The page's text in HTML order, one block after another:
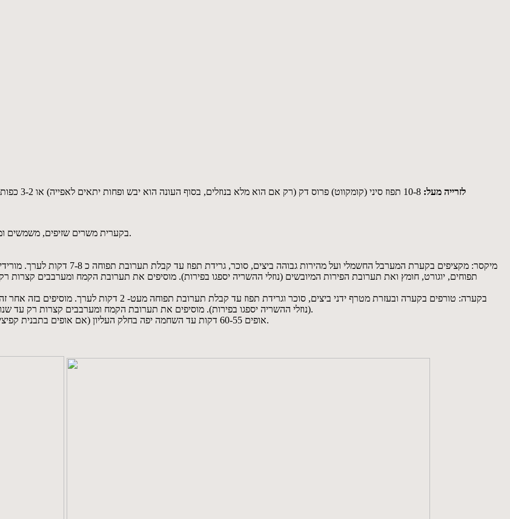
לזרייה מעל:
1. בקערית משרים שזיפים, משמשים ומיץ תפוזים למשך כשעה, מערבבים מדי פעם (טעים להוסיף 1 כף קוניאק למשרה).
תפוחים, יוגורט, חומץ ואת תערובת הפירות המיובשים (נוזלי ההשריה יספגו בפירות). מוסיפים את תערובת הקמח ומערבבים קצרות
(נוזלי ההשריה יספגו בפירות). מוסיפים את תערובת הקמח ומערבבים קצרות רק עד שנוצרת בלילה אחידה. יוצקים לסיר, מפזרים את התפוזונים או את הריבה וזורים שקדים.
6. אופים 60-55 דקות עד השחמה יפה בחלק העליון (אם אופים בתבנית קפיצית רחבה יותר, 50-45 דקות יספיקו לערך). נועצים שיפוד ומוודאים פירורים יבשים.